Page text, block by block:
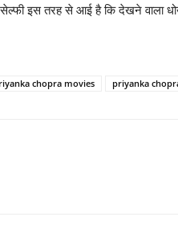
इस तरह से आई है कि देखने वाला
chopra movies priyanka